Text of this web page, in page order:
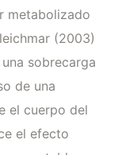
metabolizado
(2003)
sobrecarga
de una
el cuerpo del
el efecto